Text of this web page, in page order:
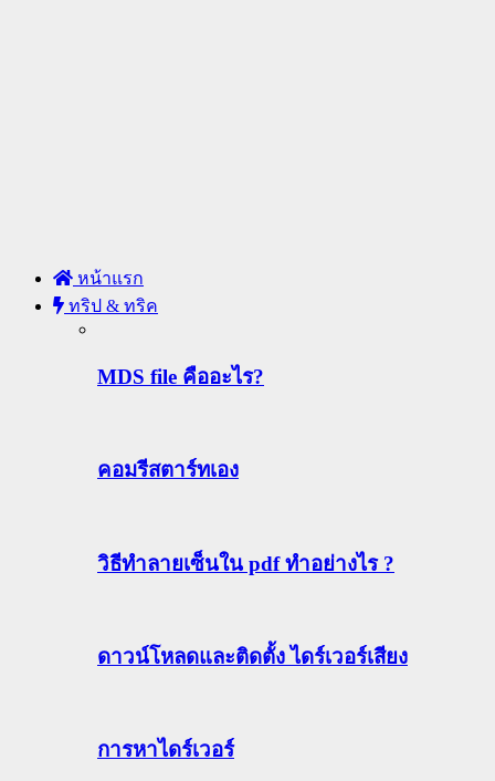
หน้าแรก
ทริป & ทริค
MDS file คืออะไร?
คอมรีสตาร์ทเอง
วิธีทําลายเซ็นใน pdf ทำอย่างไร ?
ดาวน์โหลดและติดตั้ง ไดร์เวอร์เสียง
การหาไดร์เวอร์